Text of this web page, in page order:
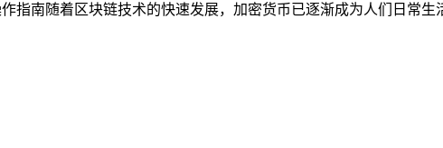
指南随着区块链技术的快速发展，加密货币已逐渐成为人们日常